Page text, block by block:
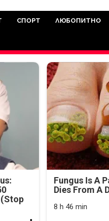
е медия, която
които се
и
СПОРТ ЛЮБОПИТНО
Fungus Is A
Dies From A
8 h 46 min